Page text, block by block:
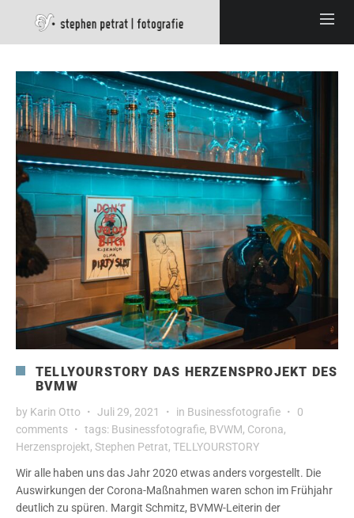
TELLYOURSTORY DAS HERZENSPROJEKT DES
BVMW
by Karin Otto Juli 29, 2021 in Businessfotografie
0
comments
tags: Businessfotografie, BVWM, Corona,
Herzensprojekt, Stephen Petrat, TELLYOURSTORY
Wir alle haben uns das Jahr 2020 etwas anders vorgestellt. Die
Auswirkungen der Corona-Maßnahmen waren schon im Frühjahr
deutlich zu spüren. Margit Schmitz, BVMW-Leiterin der